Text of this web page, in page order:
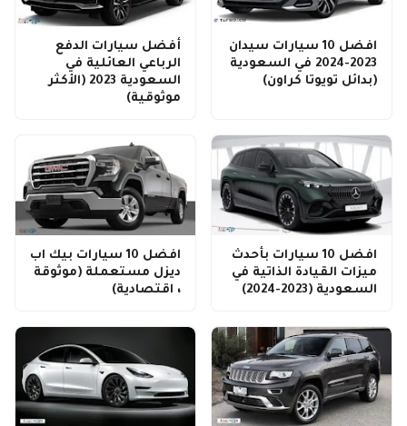
افضل 10 سيارات سيدان
2023-2024 في السعودية
(بدائل تويوتا كراون)
أفضل سيارات الدفع
الرباعي العائلية في
السعودية 2023 (الأكثر
موثوقية)
افضل 10 سيارات بأحدث
ميزات القيادة الذاتية في
السعودية (2023-2024)
افضل 10 سيارات بيك اب
ديزل مستعملة (موثوقة
، اقتصادية)